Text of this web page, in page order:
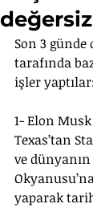
Son 3
tarafında
işler
1- Elon
Texas’tan
ve
yaparak